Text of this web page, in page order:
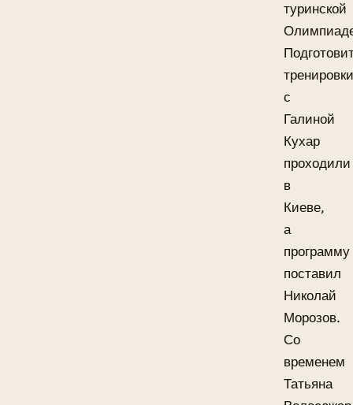
туринской
тренировки
с
Галиной
Кухар
проходили
в
Киеве,
а
программу
поставил
Николай
Морозов.
Со
временем
Татьяна